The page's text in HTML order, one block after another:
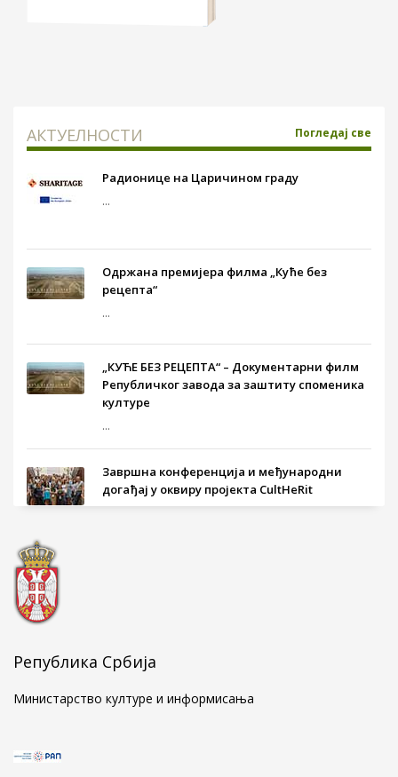
АКТУЕЛНОСТИ Погледај све
Радионице на Царичином граду
...
Одржана премијера филма „Куће без
рецепта“
...
„КУЋЕ БЕЗ РЕЦЕПТА“ – Документарни филм
Републичког завода за заштиту споменика
културе
...
Завршна конференција и међународни
догађај у оквиру пројекта CultHeRit
Голубачки натпис у мермеру о Стефану
Република Србија
Министарство културе и информисања